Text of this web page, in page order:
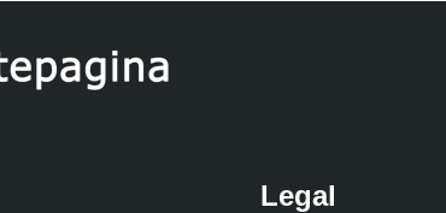
Legal